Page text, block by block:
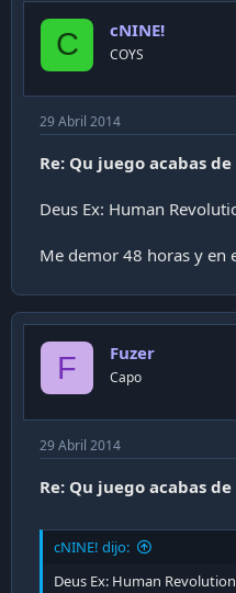
C cNINE!
COYS
29 Abril 2014
Re: Qu juego acabas
Deus Ex: Human
Me demor 48 horas y en
F Fuzer
Capo
29 Abril 2014
Re: Qu juego acabas
cNINE! dijo:
Deus Ex: Human